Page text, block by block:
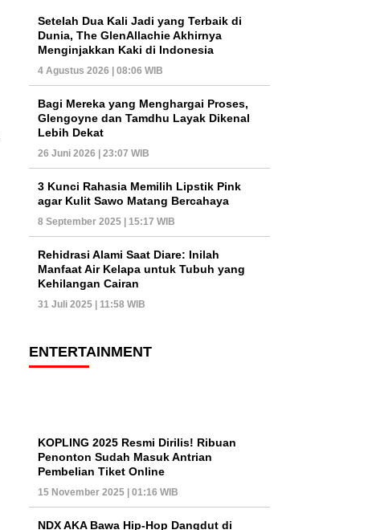
Setelah Dua Kali Jadi yang Terbaik di
Dunia, The GlenAllachie Akhirnya
Menginjakkan Kaki di Indonesia
4 Agustus 2026 | 08:06 WIB
Bagi Mereka yang Menghargai Proses,
Glengoyne dan Tamdhu Layak Dikenal
Lebih Dekat
26 Juni 2026 | 23:07 WIB
3 Kunci Rahasia Memilih Lipstik Pink
agar Kulit Sawo Matang Bercahaya
8 September 2025 | 15:17 WIB
Rehidrasi Alami Saat Diare: Inilah
Manfaat Air Kelapa untuk Tubuh yang
Kehilangan Cairan
31 Juli 2025 | 11:58 WIB
ENTERTAINMENT
KOPLING 2025 Resmi Dirilis! Ribuan
Penonton Sudah Masuk Antrian
Pembelian Tiket Online
15 November 2025 | 01:16 WIB
NDX AKA Bawa Hip-Hop Dangdut di